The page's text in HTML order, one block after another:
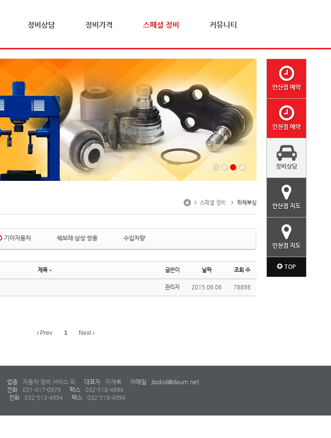
정비상담 정비가격 스페셜 정비 커뮤니티
스페셜 정비 하체부싱
기아자동차 쉐보레·삼성·쌍용 수입차량
제목 글쓴이 날짜 조회 수
관리자 2015.06.06 78898
Prev 1 Next
안산점 예약
인천점 예약
정비상담
안산점 지도
인천점 지도
TOP
업종 자동차 정비 서비스 외 대표자 이재복 이메일
jbokid@daum.net
전화 031-417-0979 팩스
032-518-4994
전화 032-513-4994 팩스 032-518-4994